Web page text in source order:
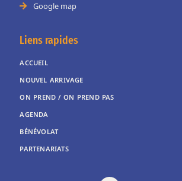
Liens rapides
ACCUEIL
NOUVEL ARRIVAGE
ON PREND / ON PREND PAS
AGENDA
BÉNÉVOLAT
PARTENARIATS
Google map